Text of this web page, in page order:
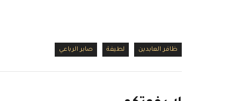
ظافر العابدين لطيفة صابر الرباعي